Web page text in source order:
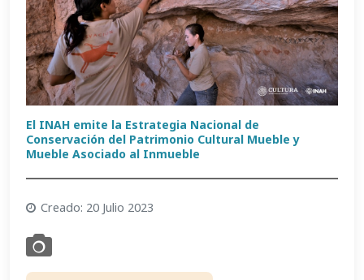
El INAH emite la Estrategia Nacional de
Conservación del Patrimonio Cultural Mueble y
Mueble Asociado al Inmueble
Creado: 20 Julio 2023